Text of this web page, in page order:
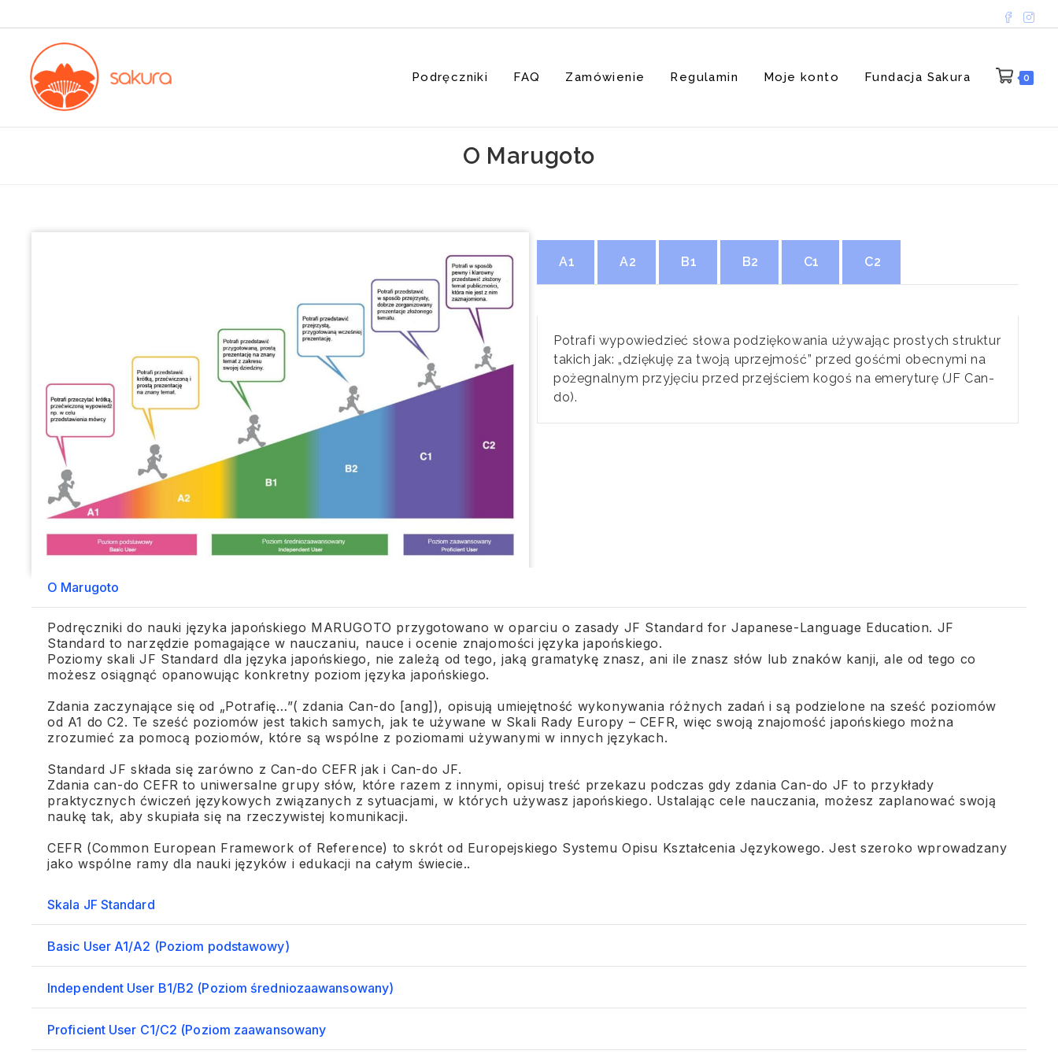
Podręczniki FAQ Zamówienie Regulamin Moje konto Fundacja Sakura 0
O Marugoto
A1 A2 B1 B2 C1 C2
Potrafi wypowiedzieć słowa podziękowania używając prostych struktur
takich jak: „dziękuję za twoją uprzejmość” przed gośćmi obecnymi na
pożegnalnym przyjęciu przed przejściem kogoś na emeryturę (JF Can-
do).
O Marugoto
Podręczniki do nauki języka japońskiego MARUGOTO przygotowano w oparciu o zasady JF Standard for Japanese-Language Education. JF
Standard to narzędzie pomagające w nauczaniu, nauce i ocenie znajomości języka japońskiego.
Poziomy skali JF Standard dla języka japońskiego, nie zależą od tego, jaką gramatykę znasz, ani ile znasz słów lub znaków kanji, ale od tego co
możesz osiągnąć opanowując konkretny poziom języka japońskiego.
Zdania zaczynające się od „Potrafię…”( zdania Can-do [ang]), opisują umiejętność wykonywania różnych zadań i są podzielone na sześć poziomów
od A1 do C2. Te sześć poziomów jest takich samych, jak te używane w Skali Rady Europy – CEFR, więc swoją znajomość japońskiego można
zrozumieć za pomocą poziomów, które są wspólne z poziomami używanymi w innych językach.
Standard JF składa się zarówno z Can-do CEFR jak i Can-do JF.
Zdania can-do CEFR to uniwersalne grupy słów, które razem z innymi, opisuj treść przekazu podczas gdy zdania Can-do JF to przykłady
praktycznych ćwiczeń językowych związanych z sytuacjami, w których używasz japońskiego. Ustalając cele nauczania, możesz zaplanować swoją
naukę tak, aby skupiała się na rzeczywistej komunikacji.
CEFR (Common European Framework of Reference) to skrót od Europejskiego Systemu Opisu Kształcenia Językowego. Jest szeroko wprowadzany
jako wspólne ramy dla nauki języków i edukacji na całym świecie..
Skala JF Standard
Basic User A1/A2 (Poziom podstawowy)
Independent User B1/B2 (Poziom średniozaawansowany)
Proficient User C1/C2 (Poziom zaawansowany